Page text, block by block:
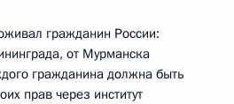
гражданин России:
от Мурманска
гражданина должна быть
прав через институт